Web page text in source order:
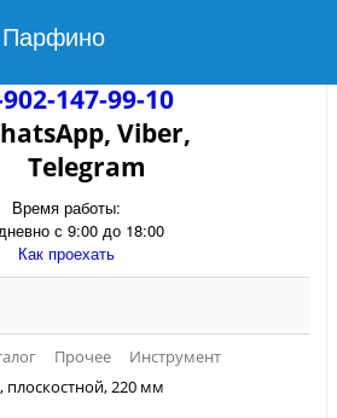
Парфино
147-99-10
Viber,
Telegram
Время работы:
с 9:00 до 18:00
Как проехать
Прочее
Инструмент
плоскостной, 220 мм